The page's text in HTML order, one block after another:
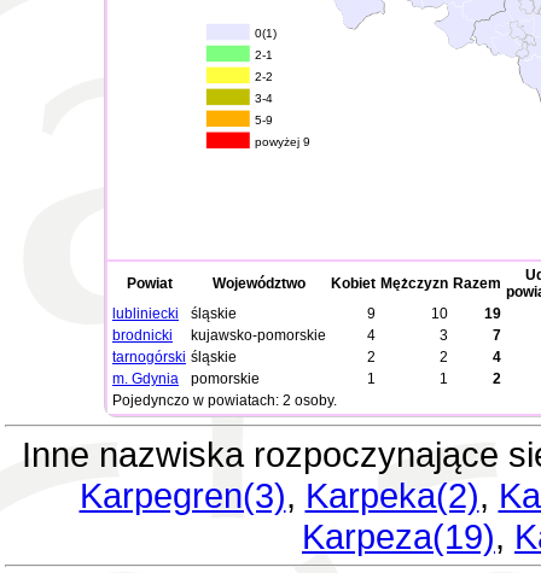
0(1)
2-1
2-2
3-4
5-9
powyżej 9
Powiat Województwo Kobiet Mężczyzn Razem
lubliniecki
śląskie 9 10
19
brodnicki
kujawsko-pomorskie 4 3
7
tarnogórski śląskie 2 2
4
m. Gdynia
pomorskie 1 1
2
Pojedynczo w powiatach: 2 osoby.
Inne nazwiska rozpoczynające
Karpegren(3), Karpeka(2),
Karpeza(19),